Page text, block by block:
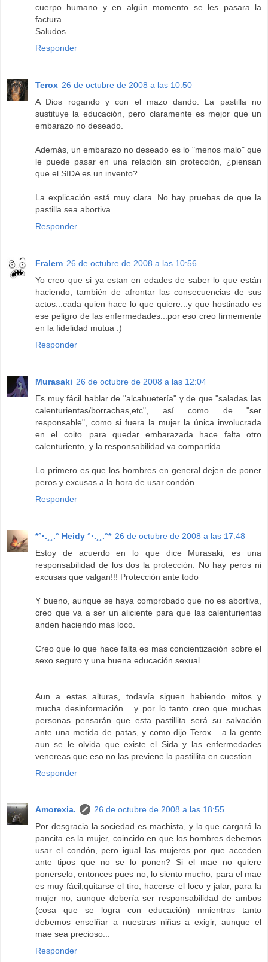
cuerpo humano y en algún momento se les pasara la
factura.
Saludos
Responder
Terox 26 de octubre de 2008 a las 10:50
A Dios rogando y con el mazo dando. La pastilla no
sustituye la educación, pero claramente es mejor que un
embarazo no deseado.
Además, un embarazo no deseado es lo "menos malo" que
le puede pasar en una relación sin protección, ¿piensan
que el SIDA es un invento?
La explicación está muy clara. No hay pruebas de que la
pastilla sea abortiva...
Responder
Fralem 26 de octubre de 2008 a las 10:56
Yo creo que si ya estan en edades de saber lo que están
haciendo, también de afrontar las consecuencias de sus
actos...cada quien hace lo que quiere...y que hostinado es
ese peligro de las enfermedades...por eso creo firmemente
en la fidelidad mutua :)
Responder
Murasaki 26 de octubre de 2008 a las 12:04
Es muy fácil hablar de "alcahuetería" y de que "saladas las
calenturientas/borrachas,etc", así como de "ser
responsable", como si fuera la mujer la única involucrada
en el coito...para quedar embarazada hace falta otro
calenturiento, y la responsabilidad va compartida.
Lo primero es que los hombres en general dejen de poner
peros y excusas a la hora de usar condón.
Responder
*°·.¸¸.° Heidy °·.¸¸.°* 26 de octubre de 2008 a las 17:48
Estoy de acuerdo en lo que dice Murasaki, es una
responsabilidad de los dos la protección. No hay peros ni
excusas que valgan!!! Protección ante todo
Y bueno, aunque se haya comprobado que no es abortiva,
creo que va a ser un aliciente para que las calenturientas
anden haciendo mas loco.
Creo que lo que hace falta es mas concientización sobre el
sexo seguro y una buena educación sexual
Aun a estas alturas, todavía siguen habiendo mitos y
mucha desinformación... y por lo tanto creo que muchas
personas pensarán que esta pastillita será su salvación
ante una metida de patas, y como dijo Terox... a la gente
aun se le olvida que existe el Sida y las enfermedades
venereas que eso no las previene la pastillita en cuestion
Responder
Amorexia.
26 de octubre de 2008 a las 18:55
Por desgracia la sociedad es machista, y la que cargará la
pancita es la mujer, coincido en que los hombres debemos
usar el condón, pero igual las mujeres por que acceden
ante tipos que no se lo ponen? Si el mae no quiere
ponerselo, entonces pues no, lo siento mucho, para el mae
es muy fácil,quitarse el tiro, hacerse el loco y jalar, para la
mujer no, aunque debería ser responsabilidad de ambos
(cosa que se logra con educación) nmientras tanto
debemos enselñar a nuestras niñas a exigir, aunque el
mae sea precioso...
Responder